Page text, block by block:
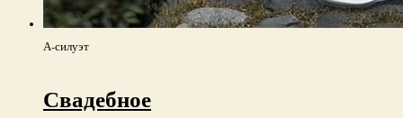
А-силуэт
Свадебное